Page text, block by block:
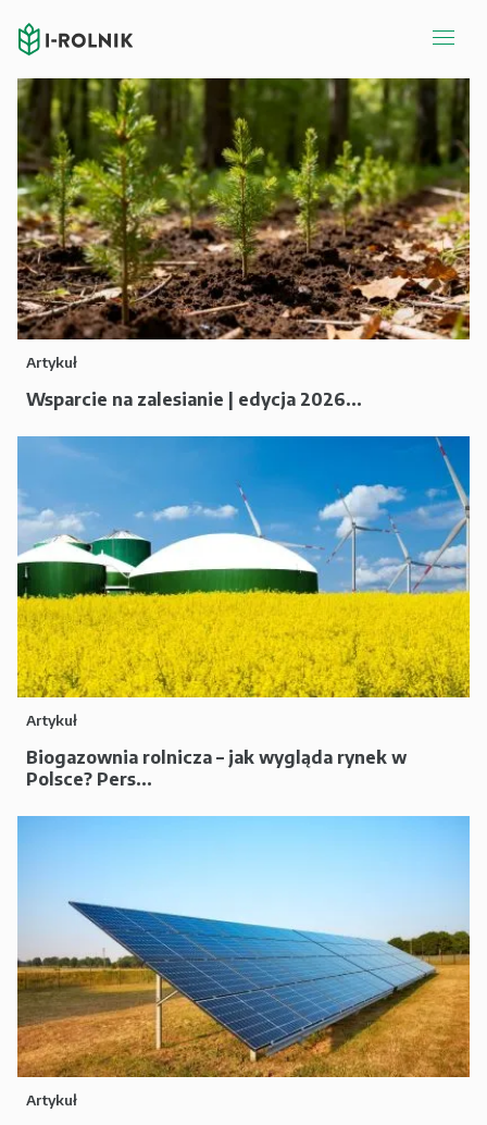
Artykuł
Wsparcie na zalesianie | edycja 2026...
Artykuł
Biogazownia rolnicza – jak wygląda rynek w
Polsce? Pers...
Artykuł